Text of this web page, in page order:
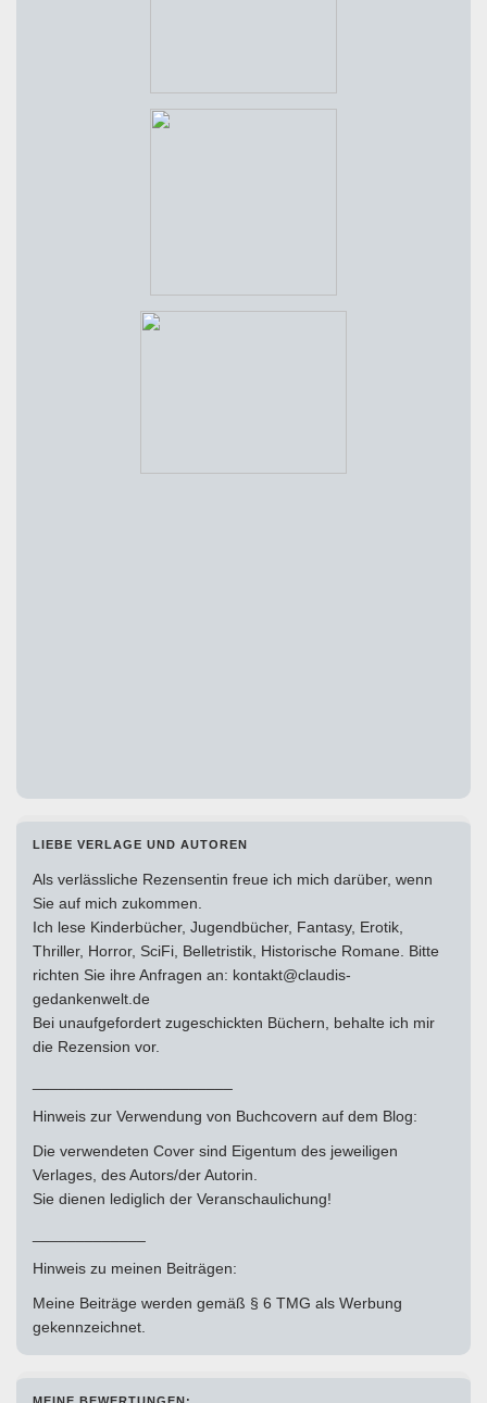
LIEBE VERLAGE UND AUTOREN
Als verlässliche Rezensentin freue ich mich darüber, wenn
Sie auf mich zukommen.
Ich lese Kinderbücher, Jugendbücher, Fantasy, Erotik,
Thriller, Horror, SciFi, Belletristik, Historische Romane. Bitte
richten Sie ihre Anfragen an: kontakt@claudis-
gedankenwelt.de
Bei unaufgefordert zugeschickten Büchern, behalte ich mir
die Rezension vor.
Hinweis zur Verwendung von Buchcovern auf dem Blog:
Die verwendeten Cover sind Eigentum des jeweiligen
Verlages, des Autors/der Autorin.
Sie dienen lediglich der Veranschaulichung!
Hinweis zu meinen Beiträgen:
Meine Beiträge werden gemäß § 6 TMG als Werbung
gekennzeichnet.